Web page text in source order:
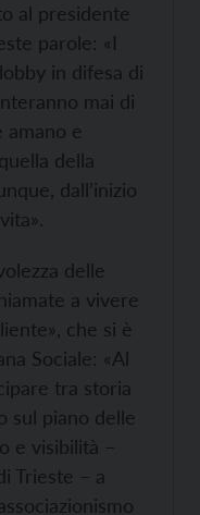
al presidente
parole: «I
in difesa di
mai di
amano e
della
dall’inizio
delle
a vivere
che si è
Sociale: «Al
tra storia
sul piano delle
e visibilità –
Trieste – a